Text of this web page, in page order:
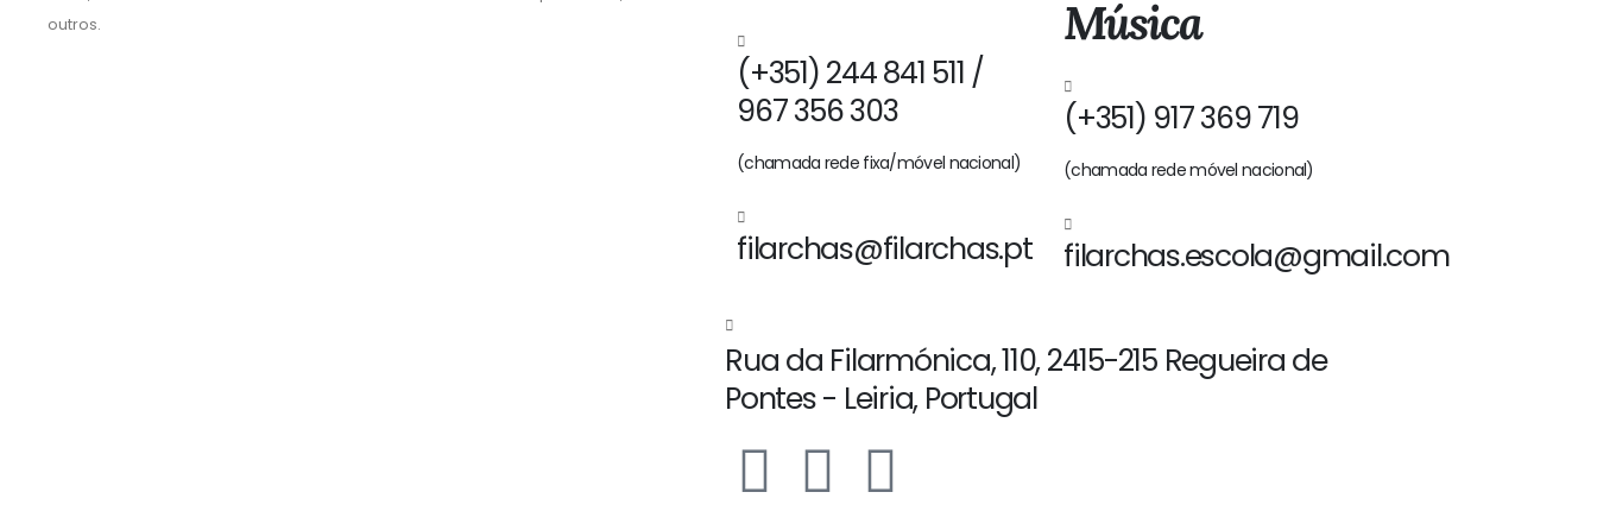
outros.
(+351) 244 841 511 /
967 356 303
(chamada rede fixa/móvel nacional)
filarchas@filarchas.pt
Música
(+351) 917 369 719
(chamada rede móvel nacional)
filarchas.escola@gmail.com
Rua da Filarmónica, 110, 2415-215 Regueira de
Pontes - Leiria, Portugal